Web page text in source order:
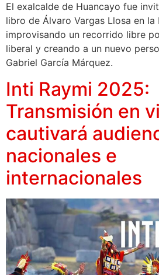
El exalcalde de Huancayo fue
libro de Álvaro Vargas Llosa en la
improvisando un recorrido libre
liberal y creando a un nuevo
Gabriel García Márquez.
Inti Raymi 2025:
Transmisión en
cautivará
nacionales e
internacionales